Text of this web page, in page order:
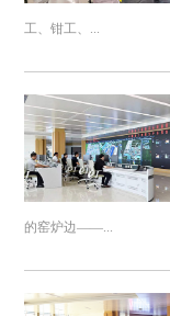
工、钳工、...
的窑炉边——...